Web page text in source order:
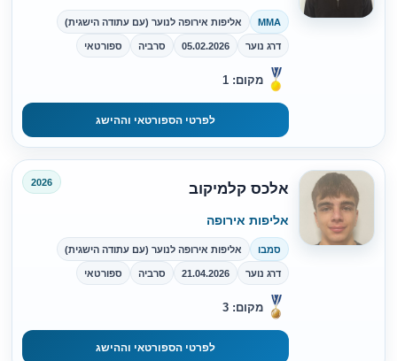
MMA אליפות אירופה לנוער (עם עתודה הישגית)
דרג נוער 05.02.2026 סרביה ספורטאי
מקום: 1
לפרטי הספורטאי וההישג
אלכס קלמיקוב 2026
אליפות אירופה
סמבו אליפות אירופה לנוער (עם עתודה הישגית)
דרג נוער 21.04.2026 סרביה ספורטאי
מקום: 3
לפרטי הספורטאי וההישג